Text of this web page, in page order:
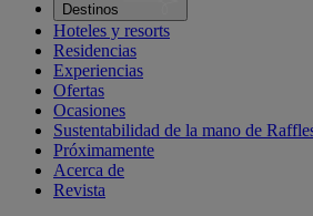
Destinos
Hoteles y resorts
Residencias
Experiencias
Ofertas
Ocasiones
Sustentabilidad de la mano de
Próximamente
Acerca de
Revista